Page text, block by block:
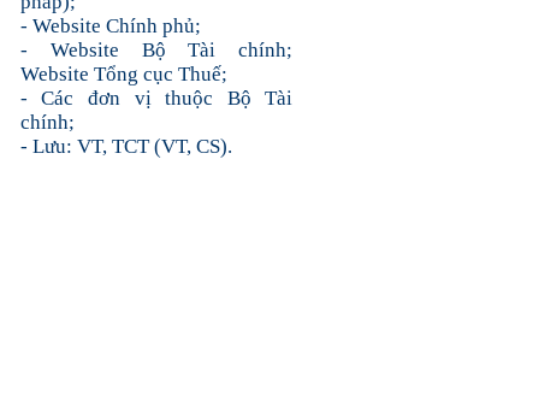
- Website Chính phủ;
- Website Bộ Tài chính;
Website Tổng cục Thuế;
- Các đơn vị thuộc Bộ Tài
chính;
- Lưu: VT, TCT (VT, CS).